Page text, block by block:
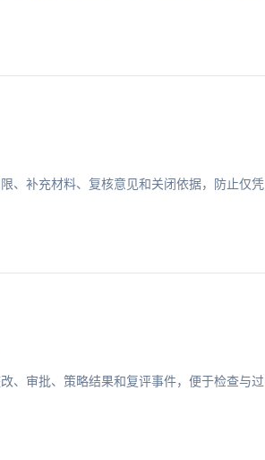
、补充材料、复核意见和关闭依据，防止仅凭
、审批、策略结果和复评事件，便于检查与过